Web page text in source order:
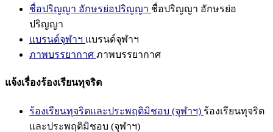
ชื่อปริญญา อักษรย่อปริญญา ชื่อปริญญา อักษรย่อ
ปริญญา
แบรนด์จุฬาฯ แบรนด์จุฬาฯ
ภาพบรรยากาศ ภาพบรรยากาศ
แจ้งเรื่องร้องเรียนทุจริต
ร้องเรียนทุจริตและประพฤติมิชอบ (จุฬาฯ) ร้องเรียนทุจริต
และประพฤติมิชอบ (จุฬาฯ)